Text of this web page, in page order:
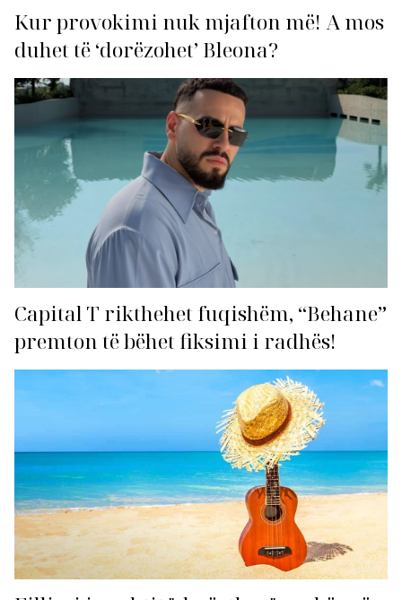
Kur provokimi nuk mjafton më! A mos
duhet të ‘dorëzohet’ Bleona?
Capital T rikthehet fuqishëm, “Behane”
premton të bëhet fiksimi i radhës!